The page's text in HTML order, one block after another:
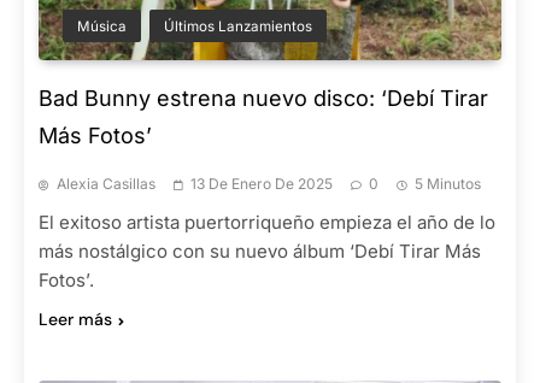
Música Últimos Lanzamientos
Bad Bunny estrena nuevo disco: ‘Debí Tirar
Más Fotos’
Alexia Casillas 13 De Enero De 2025 0 5 Minutos
El exitoso artista puertorriqueño empieza el año de lo
más nostálgico con su nuevo álbum ‘Debí Tirar Más
Fotos’.
Leer más